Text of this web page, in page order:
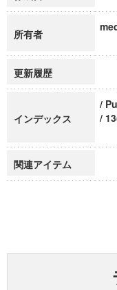
所有者
更新履歴
インデックス
/
/
関連アイテム